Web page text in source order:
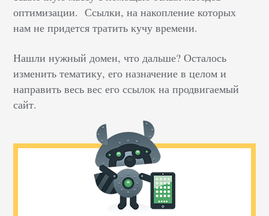
оптимизации. Ссылки, на накопление которых
нам не придется тратить кучу времени.
Нашли нужный домен, что дальше? Осталось
изменить тематику, его назначение в целом и
направить весь вес его ссылок на продвигаемый
сайт.